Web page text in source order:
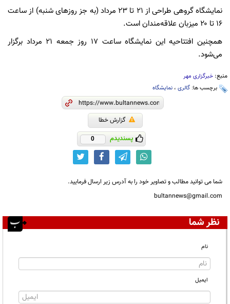
نمایشگاه گروهی طراحی از ۲۱ تا ۲۳ مرداد (به جز روزهای شنبه) از ساعت
۱۶ تا ۲۰ میزبان علاقه‌مندان است.
همچنین افتتاحیه این نمایشگاه ساعت ۱۷ روز جمعه ۲۱ مرداد برگزار
می‌شود.
منبع: خبرگزاری مهر
برچسب ها: گالری‌ ، نمایشگاه
گزارش خطا
پسندیدم 0
شما می توانید مطالب و تصاویر خود را به آدرس زیر ارسال فرمایید.
bultannews@gmail.com
نظر شما
نام
ایمیل